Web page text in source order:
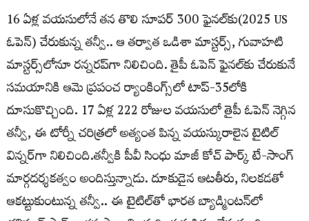
16 ఏళ్ల వయసులోనే తన తొలి సూపర్ 300 ఫైనల్‌కు(2025 US
ఓపెన్‌) చేరుకున్న తన్వీ.. ఆ తర్వాత ఒడిశా మాస్టర్స్, గువాహటి
మాస్టర్స్‌లోనూ రన్నరప్‌గా నిలిచింది. తైపీ ఓపెన్ ఫైనల్‌కు చేరుకునే
సమయానికి ఆమె ప్రపంచ ర్యాంకింగ్స్‌లో టాప్-35లోకి
దూసుకొచ్చింది. 17 ఏళ్ల 222 రోజుల వయసులో తైపీ ఓపెన్ నెగ్గిన
తన్వీ, ఈ టోర్నీ చరిత్రలో అత్యంత పిన్న వయస్కురాలైన టైటిల్‌
విన్నర్‌గా నిలిచింది.తన్వీకి పీవీ సింధు మాజీ కోచ్ పార్క్ టే-సాంగ్
మార్గదర్శకత్వం అందిస్తున్నాడు. దూకుడైన ఆటతీరు, నిలకడతో
ఆకట్టుకుంటున్న తన్వీ.. ఈ టైటిల్‌తో భారత బ్యాడ్మింటన్‌లో